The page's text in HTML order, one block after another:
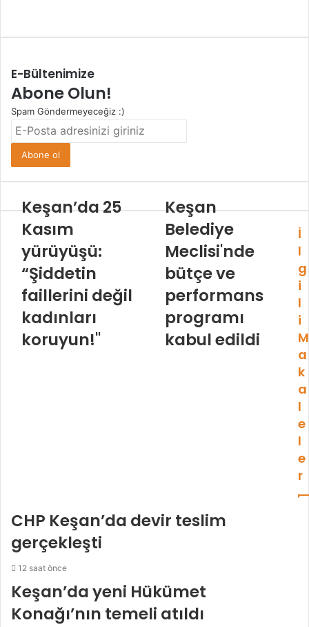
E-Bültenimize
Abone Olun!
Spam Göndermeyeceğiz :)
E-
adresinizi
giriniz
Keşan’da 25
Kasım
yürüyüşü:
“Şiddetin
faillerini değil
kadınları
koruyun!"
Keşan
Belediye
Meclisi'nde
bütçe ve
performans
programı
kabul edildi
İ
l
g
i
l
i
M
a
k
a
l
e
l
e
r
CHP Keşan’da devir teslim
gerçekleşti
12 saat önce
Keşan’da yeni Hükümet
Konağı’nın temeli atıldı